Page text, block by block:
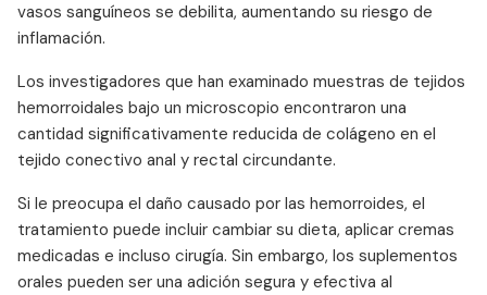
vasos sanguíneos se debilita, aumentando su riesgo de
inflamación.
Los investigadores que han examinado muestras de tejidos
hemorroidales bajo un microscopio encontraron una
cantidad significativamente reducida de colágeno en el
tejido conectivo anal y rectal circundante.
Si le preocupa el daño causado por las hemorroides, el
tratamiento puede incluir cambiar su dieta, aplicar cremas
medicadas e incluso cirugía. Sin embargo, los suplementos
orales pueden ser una adición segura y efectiva al